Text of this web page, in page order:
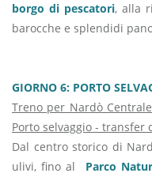
borgo di pescatori, alla
barocche e splendidi
GIORNO 6: PORTO
Treno per Nardò
Porto selvaggio - transfer
Dal centro storico di
ulivi, fino al Parco